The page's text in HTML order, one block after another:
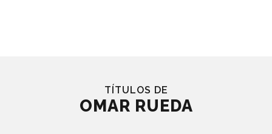
TÍTULOS DE
OMAR RUEDA